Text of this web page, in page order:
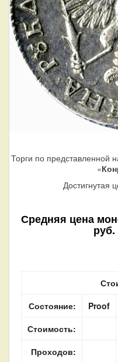
Торги по представленной
«
Достигнутая
Средняя цена
Состояние:
Proof
Стоимость:
Проходов: